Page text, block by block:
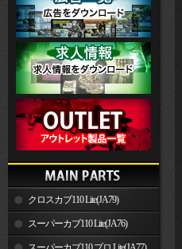
クロスカブ110 Lite(JA79)
スーパーカブ110 Lite(JA76)